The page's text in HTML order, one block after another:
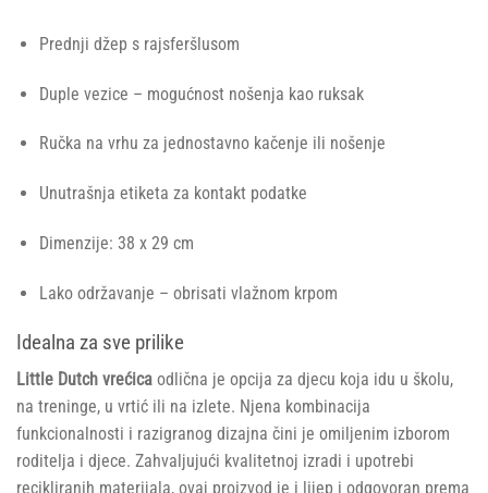
Prednji džep s rajsferšlusom
Duple vezice – mogućnost nošenja kao ruksak
Ručka na vrhu za jednostavno kačenje ili nošenje
Unutrašnja etiketa za kontakt podatke
Dimenzije: 38 x 29 cm
Lako održavanje – obrisati vlažnom krpom
Idealna za sve prilike
Little Dutch vrećica odlična je opcija za djecu koja idu u školu,
na treninge, u vrtić ili na izlete. Njena kombinacija
funkcionalnosti i razigranog dizajna čini je omiljenim izborom
roditelja i djece. Zahvaljujući kvalitetnoj izradi i upotrebi
recikliranih materijala, ovaj proizvod je i lijep i odgovoran prema